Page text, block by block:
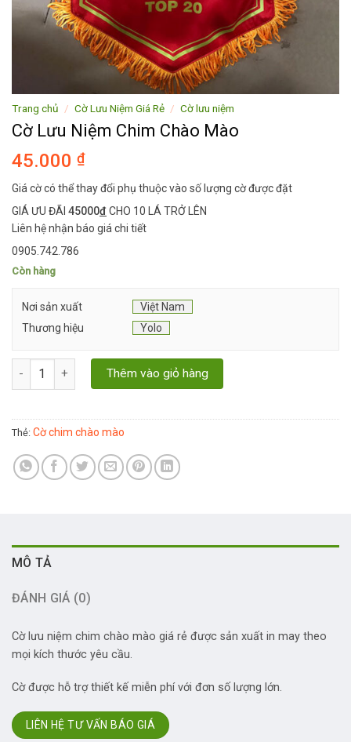
Trang chủ / Cờ Lưu Niệm Giá Rẻ / Cờ lưu niệm
Cờ Lưu Niệm Chim Chào Mào
45.000 ₫
Giá cờ có thể thay đổi phụ thuộc vào số lượng cờ được đặt
GIÁ ƯU ĐÃI 45000đ CHO 10 LÁ TRỞ LÊN
Liên hệ nhận báo giá chi tiết
0905.742.786
Còn hàng
Nơi sản xuất
Việt Nam
Thương hiệu
Yolo
Cờ Lưu Niệm Chim Chào Mào số lượng
Thêm vào giỏ hàng
Thẻ: Cờ chim chào mào
MÔ TẢ
ĐÁNH GIÁ (0)
Cờ lưu niệm chim chào mào giá rẻ được sản xuất in may theo
mọi kích thước yêu cầu.
Cờ được hỗ trợ thiết kế miễn phí với đơn số lượng lớn.
LIÊN HỆ TƯ VẤN BÁO GIÁ